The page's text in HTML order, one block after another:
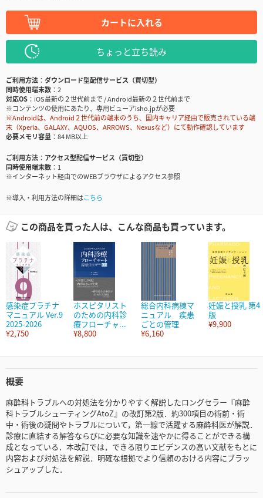
カートに入れる
ちょっと立ち読み
ご利用方法
ダウンロード型配信サービス（買切型）
同時使用端末数
2
対応OS
iOS最新の２世代前まで / Android最新の２世代前まで
※コンテンツの使用にあたり、専用ビューアisho.jpが必要
※Androidは、Android２世代前の端末のうち、国内キャリア経由で販売されている端
末（Xperia、GALAXY、AQUOS、ARROWS、Nexusなど）にて動作確認しています
必要メモリ容量
84 MB以上
ご利用方法
アクセス型配信サービス（買切型）
同時使用端末数
1
※インターネット経由でのWEBブラウザによるアクセス参照
※導入・利用方法の詳細はこちら
この商品を買った人は、こんな商品も買っています。
感染症プラチナ
マニュアル Ver.9
2025-2026
¥2,750
ホスピタリスト
のための内科診
療フローチャ...
¥8,800
総合内科病棟マ
ニュアル 疾患
ごとの管理
¥6,160
妊娠と授乳 第4
版
¥9,900
概要
麻酔科トラブルへの対処法を分かりやすく解説したロングセラー『麻酔
科トラブルシューティングAtoZ』の改訂第2版．約300項目の術前・術
中・術後の疑問やトラブルについて，第一線で活躍する麻酔科医が解説．
診療に直結する解答ならびに必要な知識を速やかに得ることができる構
成となっている．本改訂では，できる限りエビデンスの高い文献をもとに
内容および対処法を解説．明確な根拠でより信頼のおける内容にブラッ
シュアップした．